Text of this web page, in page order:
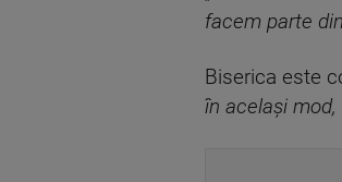
facem parte
Biserica este
în acelaşi mod,